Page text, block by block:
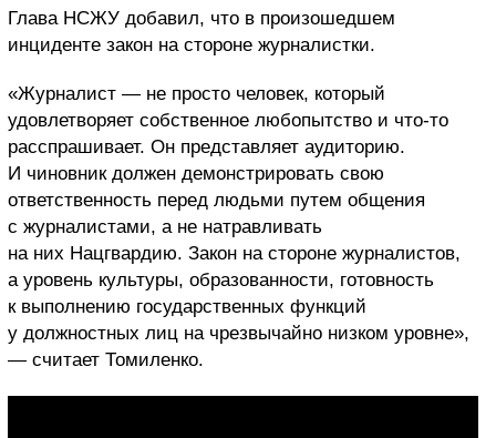
Глава НСЖУ добавил, что в произошедшем
инциденте закон на стороне журналистки.
«Журналист — не просто человек, который
удовлетворяет собственное любопытство и что-то
расспрашивает. Он представляет аудиторию.
И чиновник должен демонстрировать свою
ответственность перед людьми путем общения
с журналистами, а не натравливать
на них Нацгвардию. Закон на стороне журналистов,
а уровень культуры, образованности, готовность
к выполнению государственных функций
у должностных лиц на чрезвычайно низком уровне»,
— считает Томиленко.